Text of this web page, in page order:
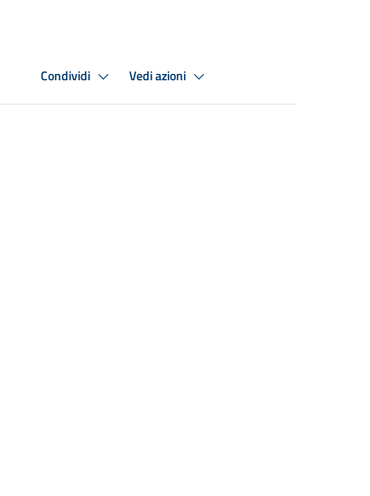
Condividi Vedi azioni